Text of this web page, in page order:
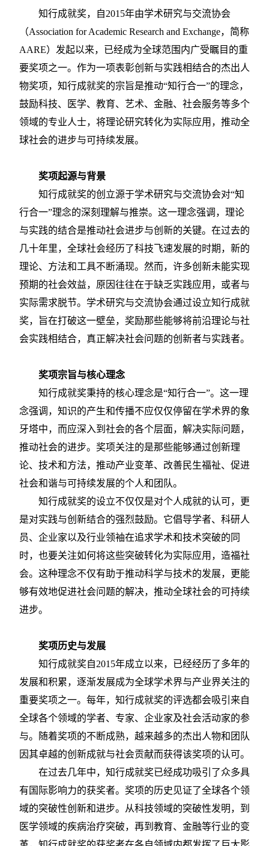
知行成就奖，自2015年由学术研究与交流协会
（Association for Academic Research and Exchange，简称
AARE）发起以来，已经成为全球范围内广受瞩目的重
要奖项之一。作为一项表彰创新与实践相结合的杰出人
物奖项，知行成就奖的宗旨是推动“知行合一”的理念，
鼓励科技、医学、教育、艺术、金融、社会服务等多个
领域的专业人士，将理论研究转化为实际应用，推动全
球社会的进步与可持续发展。
奖项起源与背景
知行成就奖的创立源于学术研究与交流协会对“知
行合一”理念的深刻理解与推崇。这一理念强调，理论
与实践的结合是推动社会进步与创新的关键。在过去的
几十年里，全球社会经历了科技飞速发展的时期，新的
理论、方法和工具不断涌现。然而，许多创新未能实现
预期的社会效益，原因往往在于缺乏实践应用，或者与
实际需求脱节。学术研究与交流协会通过设立知行成就
奖，旨在打破这一壁垒，奖励那些能够将前沿理论与社
会实践相结合，真正解决社会问题的创新者与实践者。
奖项宗旨与核心理念
知行成就奖秉持的核心理念是“知行合一”。这一理
念强调，知识的产生和传播不应仅仅停留在学术界的象
牙塔中，而应深入到社会的各个层面，解决实际问题，
推动社会的进步。奖项关注的是那些能够通过创新理
论、技术和方法，推动产业变革、改善民生福祉、促进
社会和谐与可持续发展的个人和团队。
知行成就奖的设立不仅仅是对个人成就的认可，更
是对实践与创新结合的强烈鼓励。它倡导学者、科研人
员、企业家以及行业领袖在追求学术和技术突破的同
时，也要关注如何将这些突破转化为实际应用，造福社
会。这种理念不仅有助于推动科学与技术的发展，更能
够有效地促进社会问题的解决，推动全球社会的可持续
进步。
奖项历史与发展
知行成就奖自2015年成立以来，已经经历了多年的
发展和积累，逐渐发展成为全球学术界与产业界关注的
重要奖项之一。每年，知行成就奖的评选都会吸引来自
全球各个领域的学者、专家、企业家及社会活动家的参
与。随着奖项的不断成熟，越来越多的杰出人物和团队
因其卓越的创新成就与社会贡献而获得该奖项的认可。
在过去几年中，知行成就奖已经成功吸引了众多具
有国际影响力的获奖者。奖项的历史见证了全球各个领
域的突破性创新和进步。从科技领域的突破性发明，到
医学领域的疾病治疗突破，再到教育、金融等行业的变